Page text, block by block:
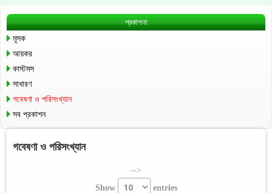
প্রকাশনা
মূসক
আয়কর
কাস্টমস
সাধারণ
গবেষণা ও পরিসংখ্যান
সব প্রকাশন
গবেষণা ও পরিসংখ্যান
-->
Show
entries